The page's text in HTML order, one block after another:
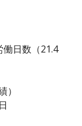
日数（21.4